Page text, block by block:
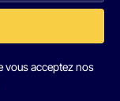
vous acceptez nos